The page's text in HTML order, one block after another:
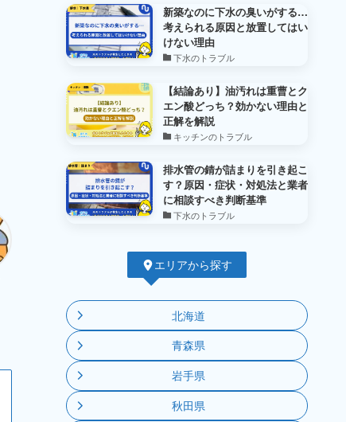
新築なのに下水の臭いがする…
考えられる原因と放置してはい
けない理由
下水のトラブル
【結論あり】油汚れは重曹とク
エン酸どっち？効かない理由と
正解を解説
キッチンのトラブル
排水管の錆が詰まりを引き起こ
す？原因・症状・対処法と業者
に相談すべき判断基準
下水のトラブル
エリアから探す
北海道
青森県
岩手県
秋田県